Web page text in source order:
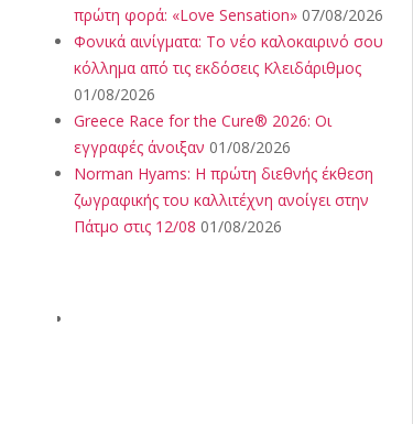
πρώτη φορά: «Love Sensation» 07/08/2026
Φονικά αινίγματα: Το νέο καλοκαιρινό σου
κόλλημα από τις εκδόσεις Κλειδάριθμος
01/08/2026
Greece Race for the Cure® 2026: Οι
εγγραφές άνοιξαν 01/08/2026
Norman Hyams: Η πρώτη διεθνής έκθεση
ζωγραφικής του καλλιτέχνη ανοίγει στην
Πάτμο στις 12/08 01/08/2026